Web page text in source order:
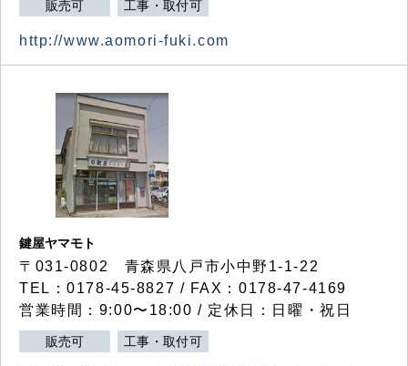
販売可 工事・取付可
http://www.aomori-fuki.com
鍵屋ヤマモト
〒031-0802 青森県八戸市小中野1-1-22
TEL：0178-45-8827 / FAX：0178-47-4169
営業時間：9:00〜18:00 / 定休日：日曜・祝日
販売可 工事・取付可